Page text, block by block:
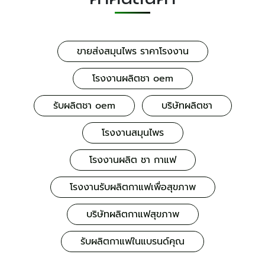
ขายส่งสมุนไพร ราคาโรงงาน
โรงงานผลิตชา oem
รับผลิตชา oem
บริษัทผลิตชา
โรงงานสมุนไพร
โรงงานผลิต ชา กาแฟ
โรงงานรับผลิตกาแฟเพื่อสุขภาพ
บริษัทผลิตกาแฟสุขภาพ
รับผลิตกาแฟในแบรนด์คุณ